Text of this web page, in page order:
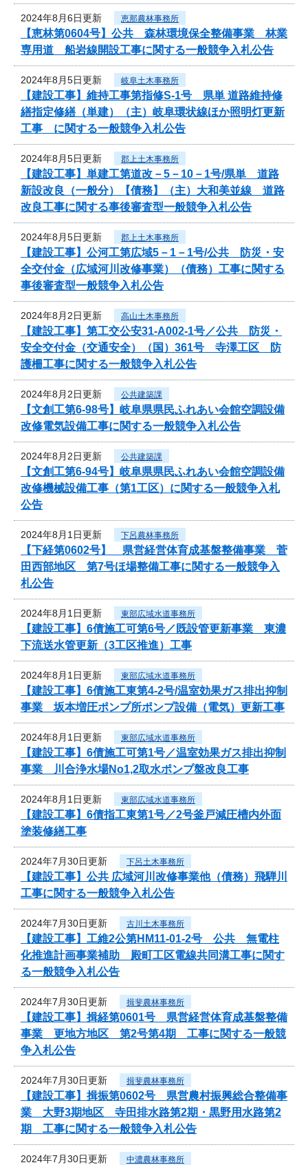
2024年8月6日更新 恵那農林事務所
【恵林第0604号】公共 森林環境保全整備事業 林業
専用道 船岩線開設工事に関する一般競争入札公告
2024年8月5日更新 岐阜土木事務所
【建設工事】維持工事第指修S-1号 県単 道路維持修
繕指定修繕（単建）（主）岐阜環状線ほか照明灯更新
工事 に関する一般競争入札公告
2024年8月5日更新 郡上土木事務所
【建設工事】単建工第道改－5－10－1号/県単 道路
新設改良（一般分）【債務】（主）大和美並線 道路
改良工事に関する事後審査型一般競争入札公告
2024年8月5日更新 郡上土木事務所
【建設工事】公河工第広域5－1－1号/公共 防災・安
全交付金（広域河川改修事業）（債務）工事に関する
事後審査型一般競争入札公告
2024年8月2日更新 高山土木事務所
【建設工事】第工交公安31-A002-1号／公共 防災・
安全交付金（交通安全）（国）361号 寺澤工区 防
護柵工事に関する一般競争入札公告
2024年8月2日更新 公共建築課
【文創工第6-98号】岐阜県県民ふれあい会館空調設備
改修電気設備工事に関する一般競争入札公告
2024年8月2日更新 公共建築課
【文創工第6-94号】岐阜県県民ふれあい会館空調設備
改修機械設備工事（第1工区）に関する一般競争入札
公告
2024年8月1日更新 下呂農林事務所
【下経第0602号】 県営経営体育成基盤整備事業 菅
田西部地区 第7号ほ場整備工事に関する一般競争入
札公告
2024年8月1日更新 東部広域水道事務所
【建設工事】6債施工可第6号／既設管更新事業 東濃
下流送水管更新（3工区推進）工事
2024年8月1日更新 東部広域水道事務所
【建設工事】6債施工東第4-2号/温室効果ガス排出抑制
事業 坂本増圧ポンプ所ポンプ設備（電気）更新工事
2024年8月1日更新 東部広域水道事務所
【建設工事】6債施工可第1号／温室効果ガス排出抑制
事業 川合浄水場No1,2取水ポンプ盤改良工事
2024年8月1日更新 東部広域水道事務所
【建設工事】6債指工東第1号／2号釜戸減圧槽内外面
塗装修繕工事
2024年7月30日更新 下呂土木事務所
【建設工事】公共 広域河川改修事業他（債務）飛騨川
工事に関する一般競争入札公告
2024年7月30日更新 古川土木事務所
【建設工事】工維2公第HM11-01-2号 公共 無電柱
化推進計画事業補助 殿町工区電線共同溝工事に関す
る一般競争入札公告
2024年7月30日更新 揖斐農林事務所
【建設工事】揖経第0601号 県営経営体育成基盤整備
事業 更地方地区 第2号第4期 工事に関する一般競
争入札公告
2024年7月30日更新 揖斐農林事務所
【建設工事】揖振第0602号 県営農村振興総合整備事
業 大野3期地区 寺田排水路第2期・黒野用水路第2
期 工事に関する一般競争入札公告
2024年7月30日更新 中濃農林事務所